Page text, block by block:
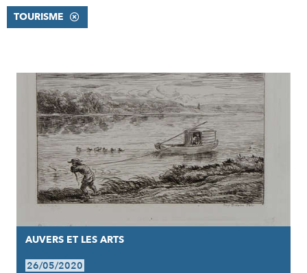
TOURISME
RÉSULTATS
AUVERS ET LES ARTS
26/05/2020